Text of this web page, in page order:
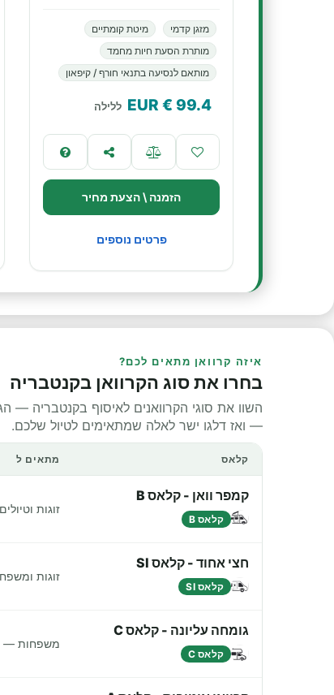
מזגן קדמי
מיטת קומתיים
מותרת הסעת חיות מחמד
מותאם לנסיעה בתנאי חורף / קיפאון
99.4
€ EUR ללילה
הזמנה \ הצעת מחיר
פרטים נוספים
איזה קרוואן מתאים לכם?
בחרו את סוג הקרוואן בקנטבריה
השוו את סוגי הקרוואנים לאיסוף בקנטבריה —
— ואז דלגו ישר לאלה שמתאימים לטיול שלכם.
קלאס מתאים ל
קמפר וואן - קלאס B
קלאס B
זוגות
חצי אחוד - קלאס SI
קלאס SI
זוגות
גומחה עליונה - קלאס C
קלאס C
משפחות —